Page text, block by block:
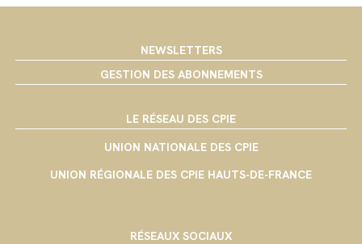
NEWSLETTERS
GESTION DES ABONNEMENTS
LE RÉSEAU DES CPIE
UNION NATIONALE DES CPIE
UNION RÉGIONALE DES CPIE HAUTS-DE-FRANCE
RÉSEAUX SOCIAUX